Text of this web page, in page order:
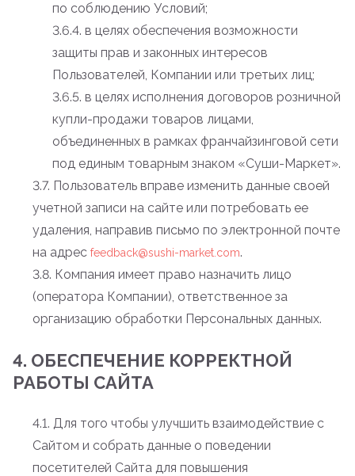
по соблюдению Условий;
3.6.4. в целях обеспечения возможности
защиты прав и законных интересов
Пользователей, Компании или третьих лиц;
3.6.5. в целях исполнения договоров розничной
купли-продажи товаров лицами,
объединенных в рамках франчайзинговой сети
под единым товарным знаком «Суши-Маркет».
3.7. Пользователь вправе изменить данные своей
учетной записи на сайте или потребовать ее
удаления, направив письмо по электронной почте
на адрес feedback@sushi-market.com.
3.8. Компания имеет право назначить лицо
(оператора Компании), ответственное за
организацию обработки Персональных данных.
4. ОБЕСПЕЧЕНИЕ КОРРЕКТНОЙ
РАБОТЫ САЙТА
4.1. Для того чтобы улучшить взаимодействие с
Сайтом и собрать данные о поведении
посетителей Сайта для повышения